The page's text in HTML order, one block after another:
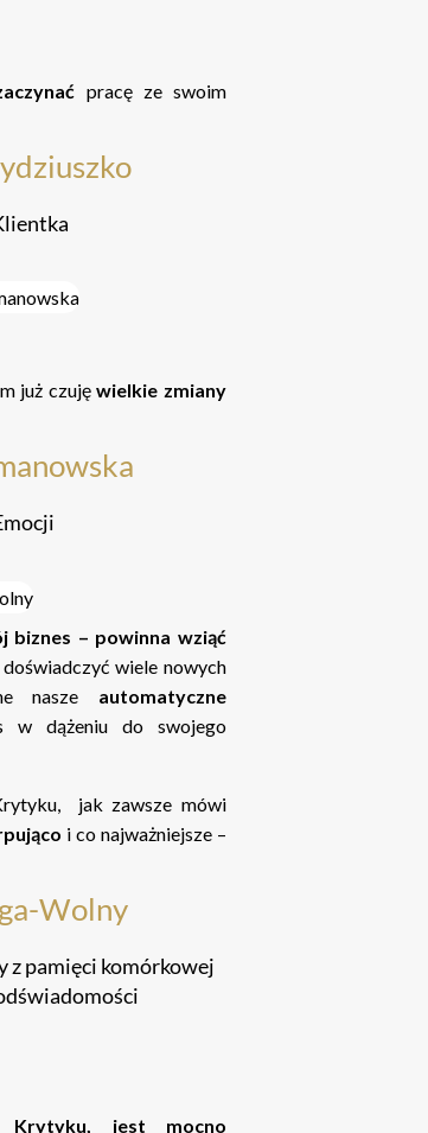
pracę ze swoim
już czujęwielkie zmiany
biznes – powinna wziąć
wiele nowych
nasze automatyczne
dążeniu do swojego
jak zawsze mówi
i co najważniejsze –
Wolny
z pamięci komórkowej
jest mocno